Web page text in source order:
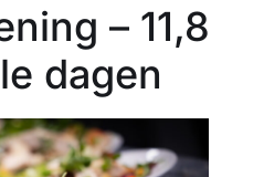
– 11,8
dagen